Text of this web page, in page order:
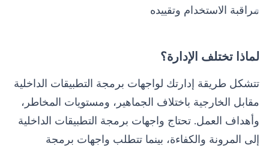
مراقبة الاستخدام وتقييده
لماذا تختلف الإدارة؟
تتشكل طريقة إدارتك لواجهات برمجة التطبيقات الداخلية
مقابل الخارجية باختلاف الجماهير، ومستويات المخاطر،
وأهداف العمل. تحتاج واجهات برمجة التطبيقات الداخلية
إلى المرونة والكفاءة، بينما تتطلب واجهات برمجة